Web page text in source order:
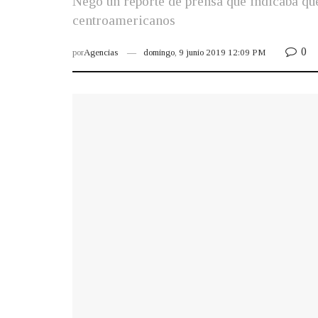
centroamericanos
porAgencias domingo, 9 junio 2019 12:09 PM 0